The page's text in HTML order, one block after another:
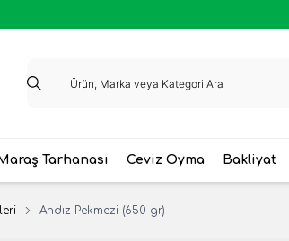
Tarhanası Ceviz Oyma Bakliyat
Andız Pekmezi (650 gr)